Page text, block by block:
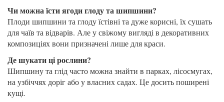
Чи можна їсти ягоди глоду та шипшини?
Плоди шипшини та глоду їстівні та дуже корисні, їх сушать
для чаїв та відварів. Але у свіжому вигляді в декоративних
композиціях вони призначені лише для краси.
Де шукати ці рослини?
Шипшину та глід часто можна знайти в парках, лісосмугах,
на узбіччях доріг або у власних садах. Це досить поширені
кущі.